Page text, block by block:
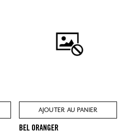
AJOUTER AU PANIER
BEL ORANGER